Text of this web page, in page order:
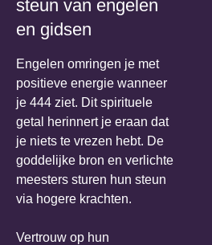
steun van engelen
en gidsen
Engelen omringen je met
positieve energie wanneer
je 444 ziet. Dit spirituele
getal herinnert je eraan dat
je niets te vrezen hebt. De
goddelijke bron en verlichte
meesters sturen hun steun
via hogere krachten.
Vertrouw op hun